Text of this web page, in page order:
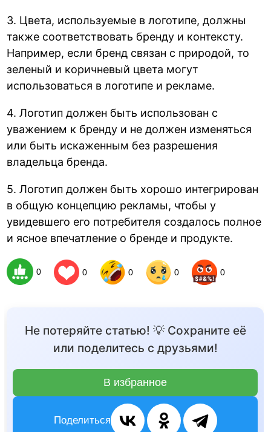
3. Цвета, используемые в логотипе, должны
также соответствовать бренду и контексту.
Например, если бренд связан с природой, то
зеленый и коричневый цвета могут
использоваться в логотипе и рекламе.
4. Логотип должен быть использован с
уважением к бренду и не должен изменяться
или быть искаженным без разрешения
владельца бренда.
5. Логотип должен быть хорошо интегрирован
в общую концепцию рекламы, чтобы у
увидевшего его потребителя создалось полное
и ясное впечатление о бренде и продукте.
0 0 0 0 0
Не потеряйте статью! 💡 Сохраните её
или поделитесь с друзьями!
В избранное
Поделиться